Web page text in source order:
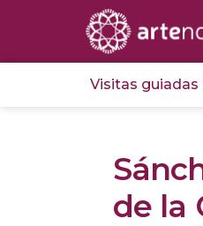
Visitas guiadas
de la